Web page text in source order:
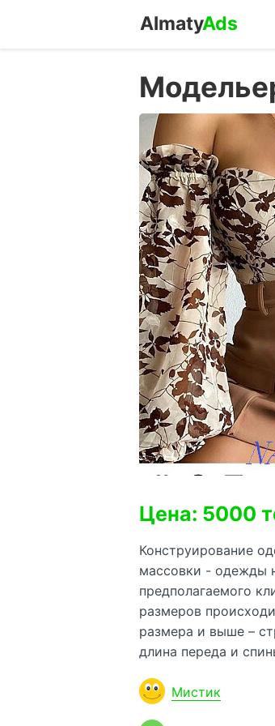
AlmatyAds
Цена: 5000
Конструирование
массовки - одежды
предполагаемого
размеров
размера и выше –
длина переда и
Мистик